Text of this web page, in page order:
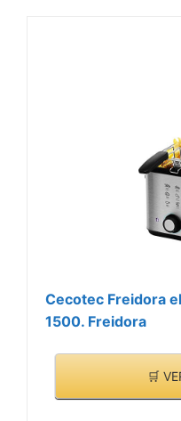
Cecotec Freidora
1500. Freidora
🛒